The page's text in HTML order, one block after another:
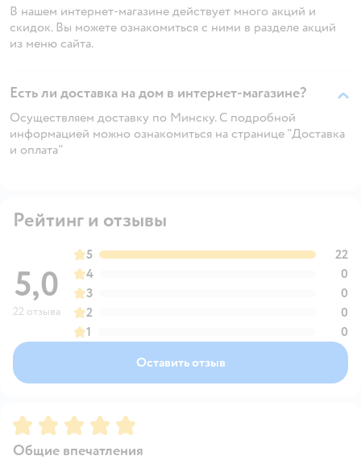
В нашем интернет-магазине действует много акций и
скидок. Вы можете ознакомиться с ними в разделе акций
из меню сайта.
Есть ли доставка на дом в интернет-магазине?
Осуществляем доставку по Минску. С подробной
информацией можно ознакомиться на странице "Доставка
и оплата"
Рейтинг и отзывы
5,0
22 отзыва
5
22
4
0
3
0
2
0
1
0
Оставить отзыв
Рейтинг:5
Общие впечатления